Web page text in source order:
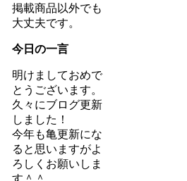
掲載商品以外でも
大丈夫です。
今日の一言
明けましておめで
とうございます。
久々にブログ更新
しました！
今年も亀更新にな
ると思いますがよ
ろしくお願いしま
す＾＾